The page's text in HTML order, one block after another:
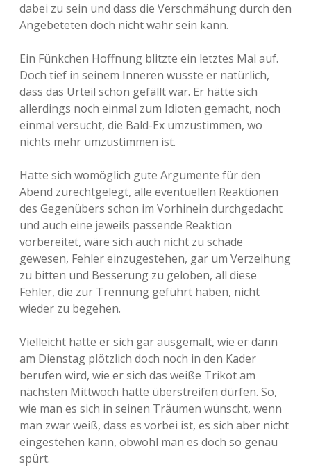
dabei zu sein und dass die Verschmähung durch den
Angebeteten doch nicht wahr sein kann.
Ein Fünkchen Hoffnung blitzte ein letztes Mal auf.
Doch tief in seinem Inneren wusste er natürlich,
dass das Urteil schon gefällt war. Er hätte sich
allerdings noch einmal zum Idioten gemacht, noch
einmal versucht, die Bald-Ex umzustimmen, wo
nichts mehr umzustimmen ist.
Hatte sich womöglich gute Argumente für den
Abend zurechtgelegt, alle eventuellen Reaktionen
des Gegenübers schon im Vorhinein durchgedacht
und auch eine jeweils passende Reaktion
vorbereitet, wäre sich auch nicht zu schade
gewesen, Fehler einzugestehen, gar um Verzeihung
zu bitten und Besserung zu geloben, all diese
Fehler, die zur Trennung geführt haben, nicht
wieder zu begehen.
Vielleicht hatte er sich gar ausgemalt, wie er dann
am Dienstag plötzlich doch noch in den Kader
berufen wird, wie er sich das weiße Trikot am
nächsten Mittwoch hätte überstreifen dürfen. So,
wie man es sich in seinen Träumen wünscht, wenn
man zwar weiß, dass es vorbei ist, es sich aber nicht
eingestehen kann, obwohl man es doch so genau
spürt.